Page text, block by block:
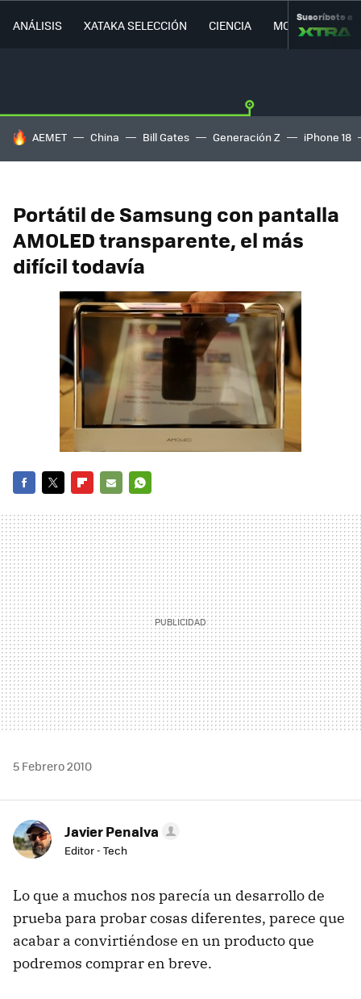
ANÁLISIS XATAKA SELECCIÓN CIENCIA MOVILIDAD
Suscríbete a
HOY SE HABLA DE
AEMET China Bill Gates Generación Z iPhone 18
Portátil de Samsung con pantalla
AMOLED transparente, el más
difícil todavía
MAIL
5 Febrero 2010
Javier Penalva
Editor - Tech
Lo que a muchos nos parecía un desarrollo de
prueba para probar cosas diferentes, parece que
acabar a convirtiéndose en un producto que
podremos comprar en breve.